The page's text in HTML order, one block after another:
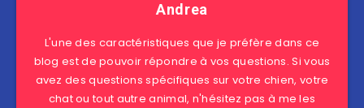
Andrea
L'une des caractéristiques que je préfère dans ce
blog est de pouvoir répondre à vos questions. Si vous
avez des questions spécifiques sur votre chien, votre
chat ou tout autre animal, n'hésitez pas à me les